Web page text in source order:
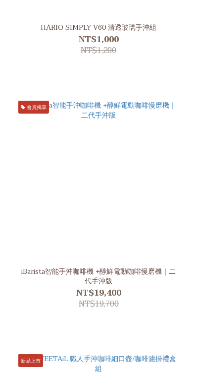
HARIO SIMPLY V60 清透玻璃手沖組
NT$1,000
NT$1,200
會員獨享
iBarista智能手沖咖啡機 +醇鮮電動咖啡慢磨機｜二
代手沖版
NT$19,400
NT$19,700
新品上市